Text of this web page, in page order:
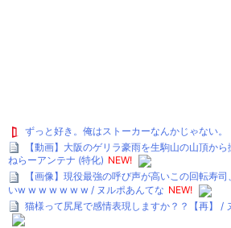
ずっと好き。俺はストーカーなんかじゃない。
【動画】大阪のゲリラ豪雨を生駒山の山頂か
ねらーアンテナ (特化) NEW!
【画像】現役最強の呼び声が高いこの回転寿
いw w w w w w w / ヌルポあんてな NEW!
猫様って尻尾で感情表現しますか？？【再】 /